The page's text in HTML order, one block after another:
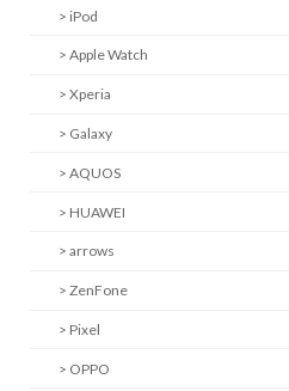
> iPod
> Apple Watch
> Xperia
> Galaxy
> AQUOS
> HUAWEI
> arrows
> ZenFone
> Pixel
> OPPO